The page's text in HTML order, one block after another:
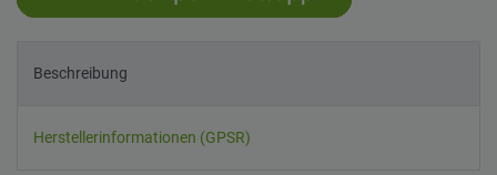
Beschreibung
Herstellerinformationen (GPSR)